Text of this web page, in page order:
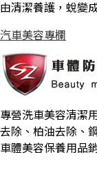
由清潔養護，蛻變
汽車美容專欄
專營洗車美容清潔
去除、柏油去除、
車體美容保養用品